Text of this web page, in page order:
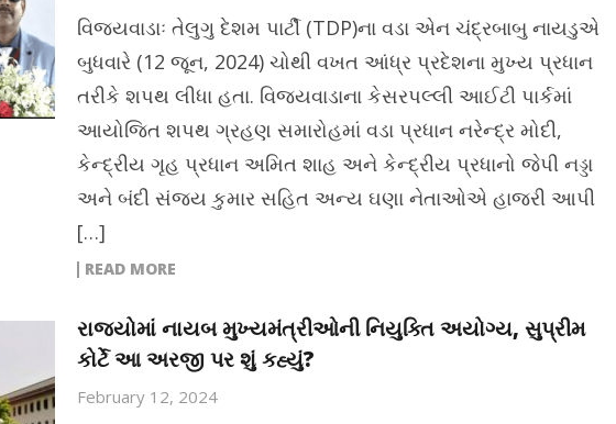
વિજયવાડાઃ તેલુગુ દેશમ પાર્ટી (TDP)ના વડા એન ચંદ્રબાબુ નાયડુએ
બુધવારે (12 જૂન, 2024) ચોથી વખત આંધ્ર પ્રદેશના મુખ્ય પ્રધાન
તરીકે શપથ લીધા હતા. વિજયવાડાના કેસરપલ્લી આઈટી પાર્કમાં
આયોજિત શપથ ગ્રહણ સમારોહમાં વડા પ્રધાન નરેન્દ્ર મોદી,
કેન્દ્રીય ગૃહ પ્રધાન અમિત શાહ અને કેન્દ્રીય પ્રધાનો જેપી નડ્ડા
અને બંદી સંજય કુમાર સહિત અન્ય ઘણા નેતાઓએ હાજરી આપી
[…]
READ MORE
રાજ્યોમાં નાયબ મુખ્યમંત્રીઓની નિયુક્તિ અયોગ્ય, સુપ્રીમ
કોર્ટે આ અરજી પર શું કહ્યું?
February 12, 2024